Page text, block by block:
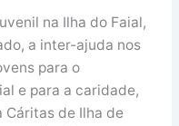
na Ilha do Faial,
a inter-ajuda nos
para o
e para a caridade,
Cáritas de Ilha de